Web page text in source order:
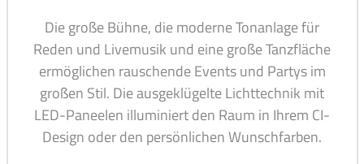
Die große Bühne, die moderne Tonanlage für
Reden und Livemusik und eine große Tanzfläche
ermöglichen rauschende Events und Partys im
großen Stil. Die ausgeklügelte Lichttechnik mit
LED-Paneelen illuminiert den Raum in Ihrem CI-
Design oder den persönlichen Wunschfarben.